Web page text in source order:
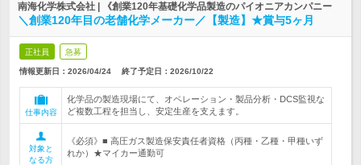
南海化学株式会社 | 《創業120年基礎化学品製造のパイオニアカンパニー
＼創業120年目の老舗化学メーカー／【製造】★賞与5ヶ月
正社員 急募
情報更新日：2026/04/24 終了予定日： 2026/10/22
仕事内容
化学品の製造現場にて、オペレーション・製品分析・DCS監視な
ど複数工程を担当し、安定生産を支えます。
対象と
なる方
《必須》■ 高圧ガス製造保安責任者資格（丙種・乙種・甲種いず
れか）★マイカー通勤可